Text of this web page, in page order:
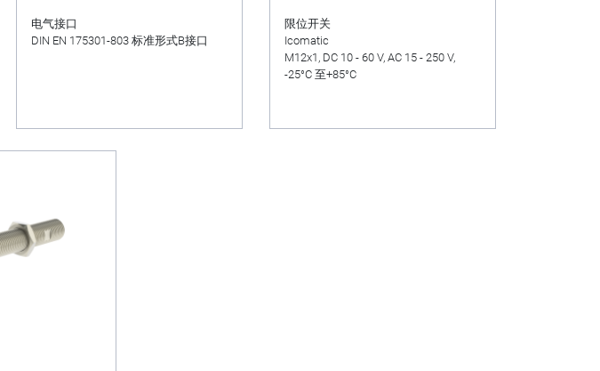
电气接口
DIN EN 175301-803 标准形式B接口
限位开关
Icomatic
M12x1, DC 10 - 60 V, AC 15 - 250 V,
-25°C 至+85°C